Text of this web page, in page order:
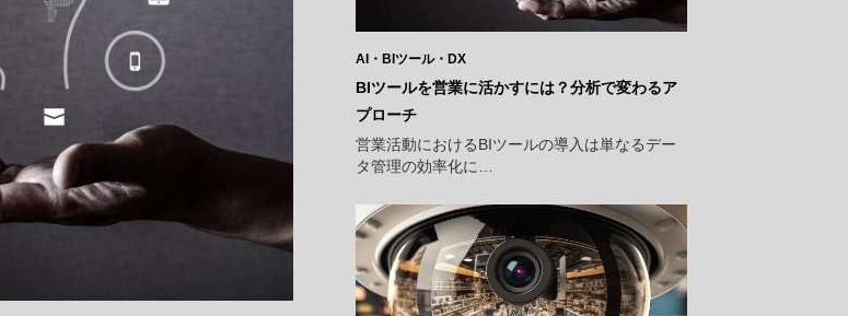
AI・BIツール・DX
BIツールを営業に活かすには？分析で変わるア
プローチ
営業活動におけるBIツールの導入は単なるデー
タ管理の効率化に…